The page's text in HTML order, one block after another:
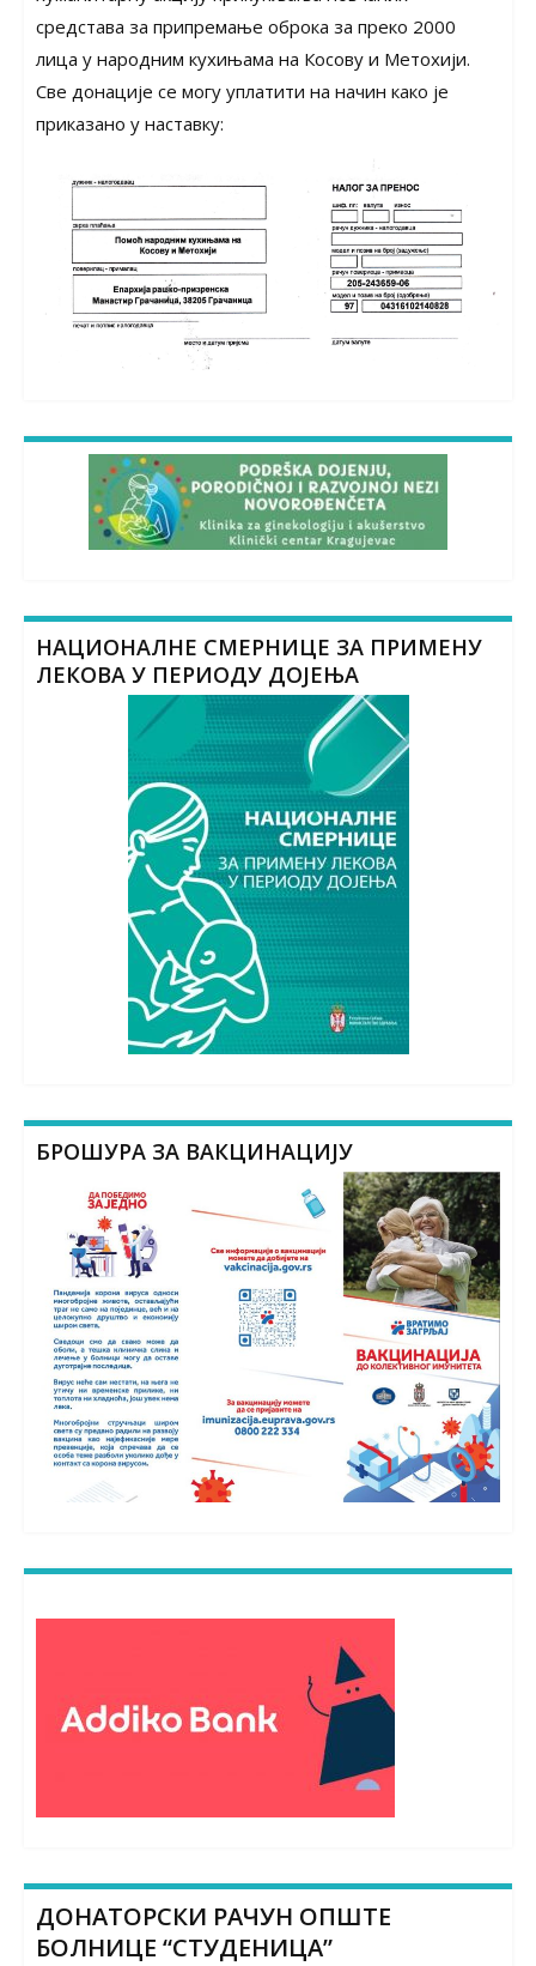
средстава за припремање оброка за преко 2000
лица у народним кухињама на Косову и Метохији.
Све донације се могу уплатити на начин како је
приказано у наставку:
НАЦИОНАЛНЕ СМЕРНИЦЕ ЗА ПРИМЕНУ
ЛЕКОВА У ПЕРИОДУ ДОЈЕЊА
БРОШУРА ЗА ВАКЦИНАЦИЈУ
ДОНАТОРСКИ РАЧУН ОПШТЕ
БОЛНИЦЕ “СТУДЕНИЦА”